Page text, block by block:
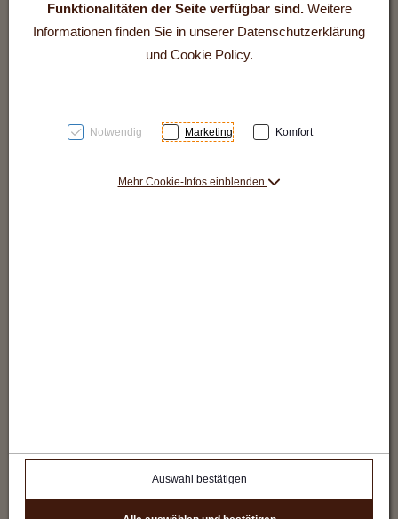
Funktionalitäten der Seite verfügbar sind.Weitere
Informationen finden Sie in unserer Datenschutzerklärung
und Cookie Policy.
Notwendig Marketing Komfort
Mehr Cookie-Infos einblenden
Auswahl bestätigen